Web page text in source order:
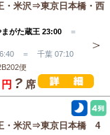
・米沢⇒東京日本橋・西
がた蔵王 23:00 ＝
＝ 千葉 07:10
便
円 ? 席
・米沢⇒東京日本橋 4